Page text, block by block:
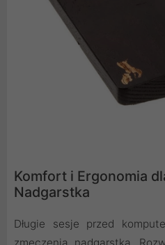
Komfort i Ergonomia
Nadgarstka
Długie sesje przed